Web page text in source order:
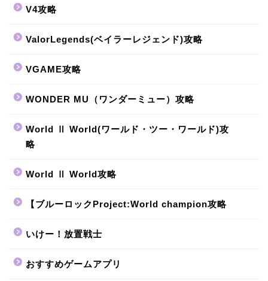
V4攻略
ValorLegends(ベイラーレジェンド)攻略
VGAME攻略
WONDER MU（ワンダーミュー）攻略
World Ⅱ World(ワールド・ツー・ワールド)攻
略
World Ⅱ World攻略
【ブルーロックProject:World champion攻略
いけー！放置戦士
おすすめゲームアプリ